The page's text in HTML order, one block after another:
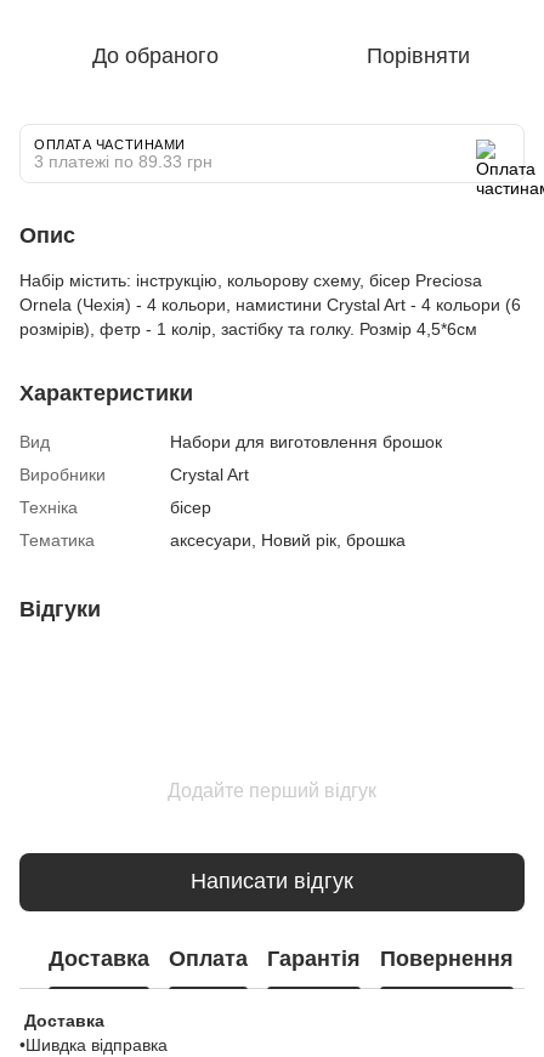
До обраного Порівняти
ОПЛАТА ЧАСТИНАМИ
3 платежі по 89.33 грн
Опис
Набір містить: інструкцію, кольорову схему, бісер Preciosa
Ornela (Чехія) - 4 кольори, намистини Crystal Art - 4 кольори (6
розмірів), фетр - 1 колір, застібку та голку. Розмір 4,5*6см
Характеристики
Вид
Набори для виготовлення брошок
Виробники
Crystal Art
Техніка
бісер
Тематика
аксесуари, Новий рік, брошка
Відгуки
Додайте перший відгук
Написати відгук
Доставка Оплата Гарантія Повернення
Доставка
•Шивдка відправка